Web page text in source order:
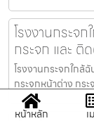
โรงงานกระจ
กระจก และ ติ
โรงงานกระจกใกล้
กระจกหน้าต่าง กร
หน้าหลัก